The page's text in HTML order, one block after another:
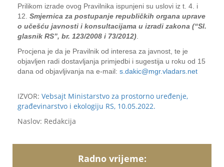
Prilikom izrade ovog Pravilnika ispunjeni su uslovi iz t. 4. i
12. Smjernica za postupanje republičkih organa uprave
o učešću javnosti i konsultacijama u izradi zakona (“Sl.
glasnik RS”, br. 123/2008 i 73/2012)
Procjena je da je Pravilnik od interesa za javnost, te je
objavljen radi dostavljanja primjedbi i sugestija u roku od 15
dana od objavljivanja na e-mail: s.dakic@mgr.vladars.net
IZVOR: Vebsajt Ministarstvo za prostorno uređenje,
građevinarstvo i ekologiju RS, 10.05.2022.
Naslov: Redakcija
Radno vrijeme: